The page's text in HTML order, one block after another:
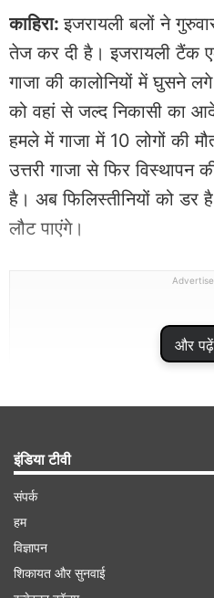
और पढ़ें
काहिरा:इजरायली बलों ने
तेज कर दी है। इजरायली टैंक
गाजा की कालोनियों में घुसने
को वहां से जल्द निकासी का
हमले में गाजा में 10 लोगों की
उत्तरी गाजा से फिर विस्थापन
है। अब फिलिस्तीनियों को डर है
लौट पाएंगे।
फिलिस्तीनी स्वास्थ्य
शाती शरणार्थी शिविर में
इंडिया टीवी
संपर्क
हम
विज्ञापन
शिकायत और सुनवाई